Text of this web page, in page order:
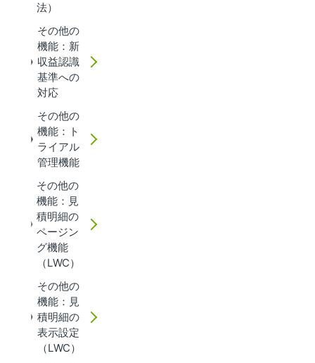
法）
その他の
機能：新
収益認識
基準への
対応
その他の
機能：ト
ライアル
管理機能
その他の
機能：見
積明細の
ページン
グ機能
（LWC）
その他の
機能：見
積明細の
表示設定
（LWC）